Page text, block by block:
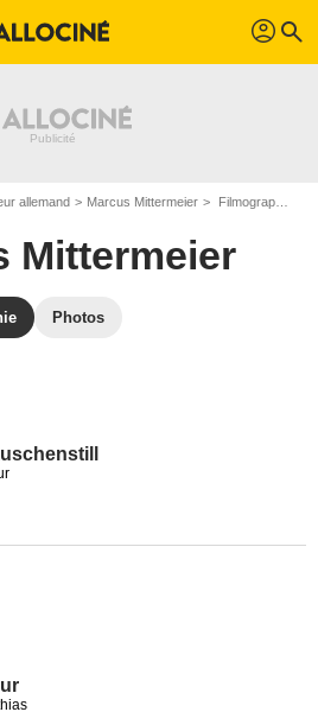
profil search
allemand Marcus Mittermeier Filmographie Marcus Mittermeier
Mittermeier
Photos